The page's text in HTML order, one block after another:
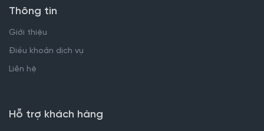
Thông tin
Giới thiệu
Điều khoản dịch vụ
Liên hệ
Hỗ trợ khách hàng